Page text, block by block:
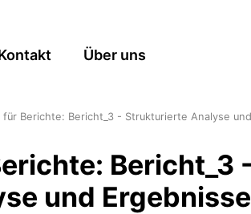
Über uns
für Berichte: Bericht_3 - Strukturierte Analyse
Bericht_3 -
und Ergebnisse